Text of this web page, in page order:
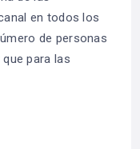
en todos los
de personas
para las